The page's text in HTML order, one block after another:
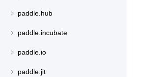
paddle.hub
paddle.incubate
paddle.io
paddle.jit